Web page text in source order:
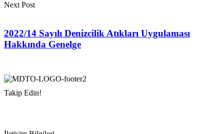
Next Post
2022/14 Sayılı Denizcilik Atıkları Uygulaması
Hakkında Genelge
Takip Edin!